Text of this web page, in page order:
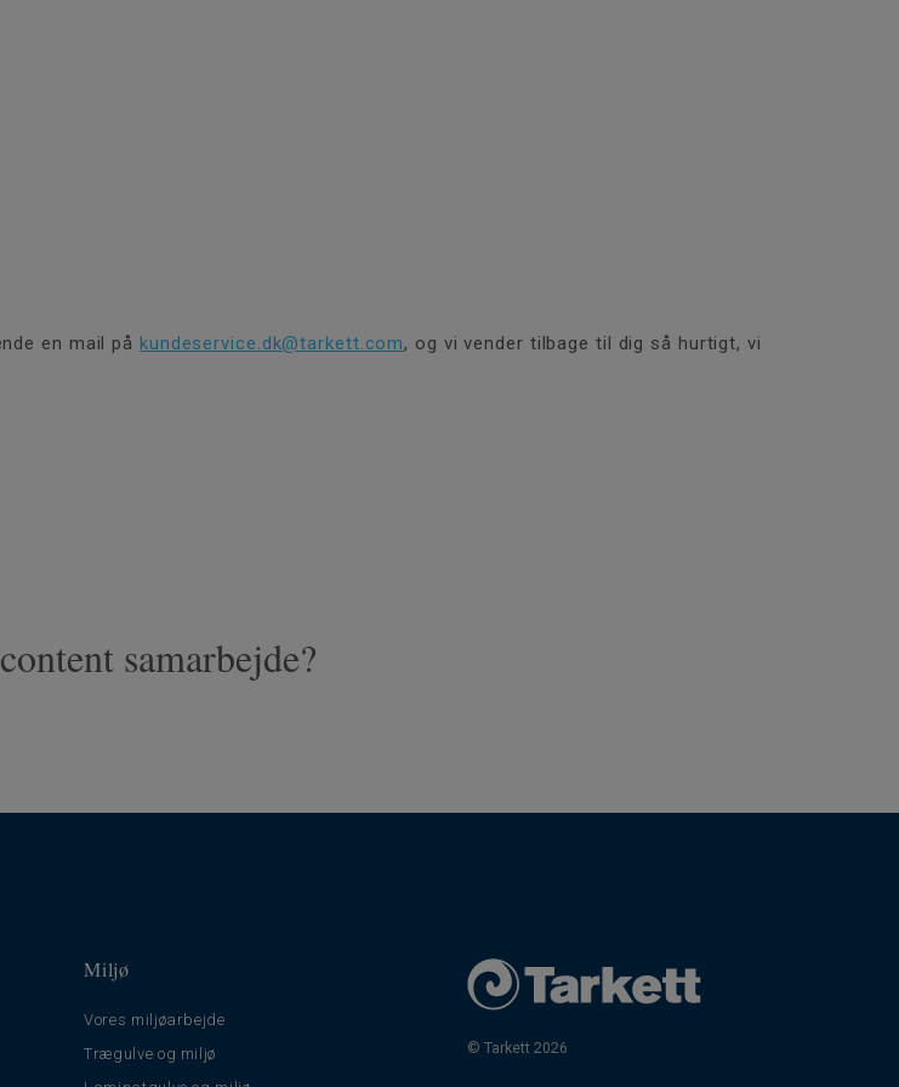
en mail på kundeservice.dk@tarkett.com, og vi vender tilbage til dig så hurtigt, vi
samarbejde?
Miljø
Vores miljøarbejde
Trægulve og miljø
© Tarkett 2026